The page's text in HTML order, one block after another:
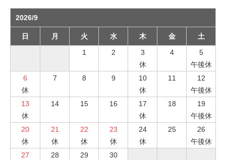
2026/9
日 月 火 水 木 金
土
1
2
3
休
4
5
午後休
6
休
7 8 9
10
休
11
12
午後休
13
休
14 15 16
17
休
18
19
午後休
20
休
21
休
22
休
23
休
24
休
25
26
午後休
27
28 29 30